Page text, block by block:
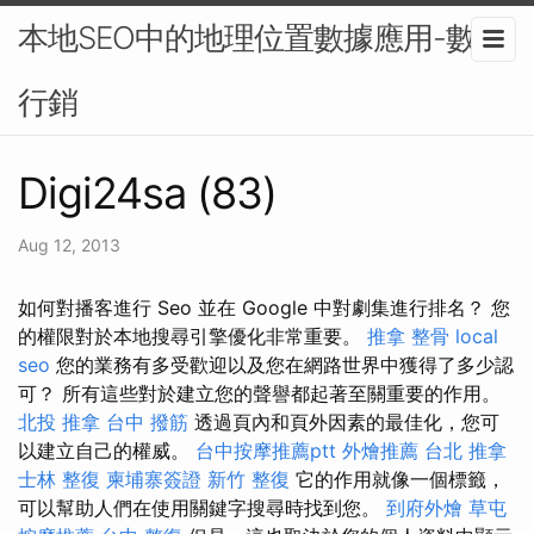
本地SEO中的地理位置數據應用-數位
行銷
Digi24sa (83)
Aug 12, 2013
如何對播客進行 Seo 並在 Google 中對劇集進行排名？ 您
的權限對於本地搜尋引擎優化非常重要。 推拿 整骨 local
seo 您的業務有多受歡迎以及您在網路世界中獲得了多少認
可？ 所有這些對於建立您的聲譽都起著至關重要的作用。
北投 推拿 台中 撥筋 透過頁內和頁外因素的最佳化，您可
以建立自己的權威。 台中按摩推薦ptt 外燴推薦 台北 推拿
士林 整復 柬埔寨簽證 新竹 整復 它的作用就像一個標籤，
可以幫助人們在使用關鍵字搜尋時找到您。 到府外燴 草屯